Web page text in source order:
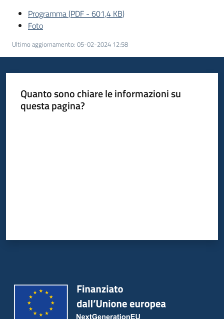
Programma(PDF - 601,4 KB)
Foto
Ultimo aggiornamento: 05-02-2024 12:58
Quanto sono chiare le informazioni su
questa pagina?